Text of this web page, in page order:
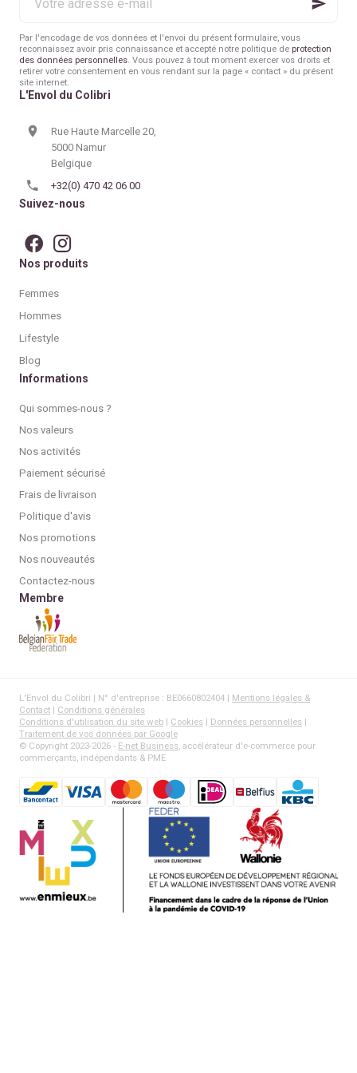
excès ni culpabilité ?
adresse
mail
Par l'encodage de vos données et l'envoi du présent formulaire, vous
reconnaissez avoir pris connaissance et accepté notre politique de protection
des données personnelles. Vous pouvez à tout moment exercer vos droits et
retirer votre consentement en vous rendant sur la page « contact » du présent
site internet.
L'Envol du Colibri
Rue Haute Marcelle 20,
5000 Namur
Belgique
+32(0) 470 42 06 00
Suivez-nous
Nos produits
Femmes
Hommes
Lifestyle
Blog
Informations
Qui sommes-nous ?
Nos valeurs
Nos activités
Paiement sécurisé
Frais de livraison
Politique d'avis
Nos promotions
Nos nouveautés
Contactez-nous
Membre
L'Envol du Colibri | N° d'entreprise : BE0660802404 | Mentions légales &
Contact | Conditions générales
Conditions d'utilisation du site web | Cookies | Données personnelles |
Traitement de vos données par Google
© Copyright 2023-2026 - E-net Business, accélérateur d'e-commerce pour
commerçants, indépendants & PME